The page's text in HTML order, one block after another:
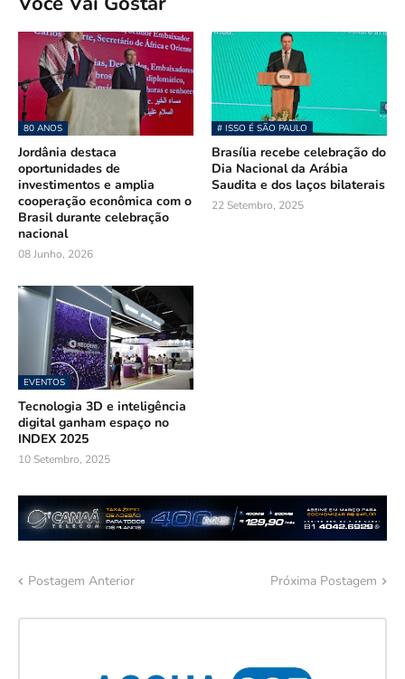
80 ANOS
Jordânia destaca
oportunidades de
investimentos e amplia
cooperação econômica com o
Brasil durante celebração
nacional
08 Junho, 2026
# ISSO É SÃO PAULO
Brasília recebe celebração do
Dia Nacional da Arábia
Saudita e dos laços bilaterais
22 Setembro, 2025
EVENTOS
Tecnologia 3D e inteligência
digital ganham espaço no
INDEX 2025
10 Setembro, 2025
Postagem Anterior Próxima Postagem